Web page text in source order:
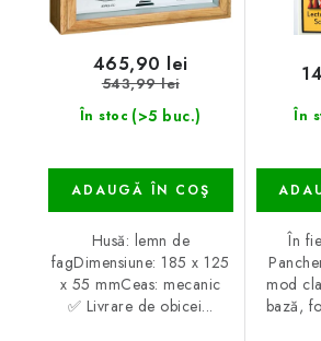
În stoc (>5 buc.)
465,90 lei
543,99 lei
ADAUGĂ ÎN COŞ
Husă: lemn de
fagDimensiune: 185 x 125
x 55 mmCeas: mecanic
✅ Livrare de obicei...
În
În
mod
bază,